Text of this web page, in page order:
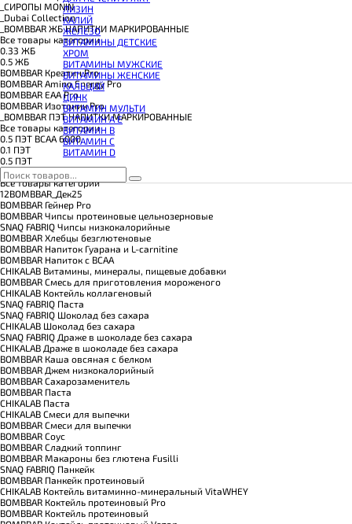
КРЕАТИН
ПОЛЕЗНЫЕ ЖИРЫ
ПРОТЕИН
ПРОТЕИНОВОЕ ПЕЧЕНЬЕ
ПРОТЕИНОВЫЕ БАТОНЧИКИ
ПРОТЕИНОВЫЕ КАШИ
ТЕСТОБУСТЕРЫ
ЦИТРУЛЛИН МАЛАТ
ПРЕДТРЕНИРОВОЧНЫЕ КОМПЛЕКСЫ
ЭНЕРГЕТИКИ И ЖИРОСЖИГАТЕЛИ#
ЛИЗИН
КАЛИЙ
ЖЕЛЕЗО
ВИТАМИНЫ ДЕТСКИЕ
ХРОМ
ВИТАМИНЫ МУЖСКИЕ
ВИТАМИНЫ ЖЕНСКИЕ
КАЛЬЦИЙ
ЦИНК
ВИТАМИН МУЛЬТИ
ВИТАМИН A E
ВИТАМИН B
ВИТАМИН C
ВИТАМИН D
_CИРОПЫ MONIN
_Dubai Collection
_BOMBBAR ЖБ НАПИТКИ МАРКИРОВАННЫЕ
Все товары категории
0.33 ЖБ
0.5 ЖБ
BOMBBAR Креатин Pro
BOMBBAR Amino Energy Pro
BOMBBAR EAA Pro
BOMBBAR Изотоник Pro
_BOMBBAR ПЭТ НАПИТКИ МАРКИРОВАННЫЕ
Все товары категории
0.5 ПЭТ ВСАА 6000
0.1 ПЭТ
0.5 ПЭТ
14BOMBBAR_24
Все товары категории
12BOMBBAR_Дек25
BOMBBAR Гейнер Pro
BOMBBAR Чипсы протеиновые цельнозерновые
SNAQ FABRIQ Чипсы низкокалорийные
BOMBBAR Хлебцы безглютеновые
BOMBBAR Напиток Гуарана и L-carnitine
BOMBBAR Напиток с BCAA
CHIKALAB Витамины, минералы, пищевые добавки
BOMBBAR Смесь для приготовления мороженого
CHIKALAB Коктейль коллагеновый
SNAQ FABRIQ Паста
SNAQ FABRIQ Шоколад без сахара
CHIKALAB Шоколад без сахара
SNAQ FABRIQ Драже в шоколаде без сахара
CHIKALAB Драже в шоколаде без сахара
BOMBBAR Каша овсяная с белком
BOMBBAR Джем низкокалорийный
BOMBBAR Сахарозаменитель
BOMBBAR Паста
CHIKALAB Паста
CHIKALAB Смеси для выпечки
BOMBBAR Смеси для выпечки
BOMBBAR Соус
BOMBBAR Сладкий топпинг
BOMBBAR Макароны без глютена Fusilli
SNAQ FABRIQ Панкейк
BOMBBAR Панкейк протеиновый
CHIKALAB Коктейль витаминно-минеральный VitaWHEY
BOMBBAR Коктейль протеиновый Pro
BOMBBAR Коктейль протеиновый